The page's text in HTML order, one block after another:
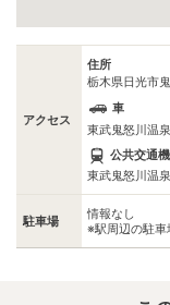
アクセス
住所
栃木県日光市
車
東武鬼怒川温
公共交通
東武鬼怒川温
駐車場
情報なし
※駅周辺の駐